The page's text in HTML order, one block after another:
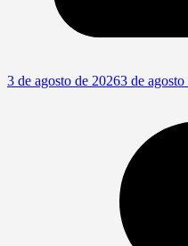
3 de agosto de 20263 de